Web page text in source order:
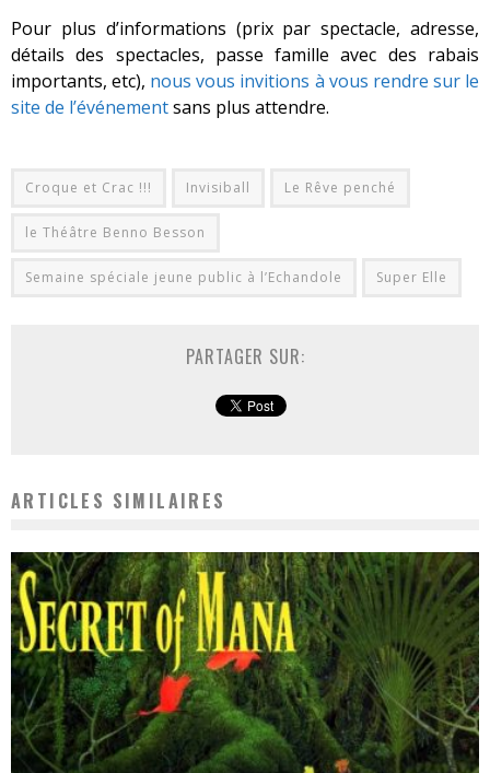
Pour plus d’informations (prix par spectacle, adresse,
détails des spectacles, passe famille avec des rabais
importants, etc), nous vous invitions à vous rendre sur le
site de l’événementsans plus attendre.
Croque et Crac !!! Invisiball Le Rêve penché
le Théâtre Benno Besson
Semaine spéciale jeune public à l’Echandole Super Elle
PARTAGER SUR:
ARTICLES SIMILAIRES